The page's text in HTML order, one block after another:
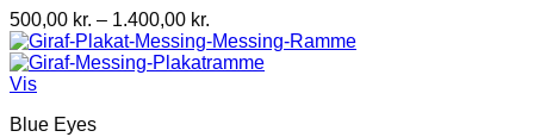
500,00 kr. – 1.400,00 kr.
500,00 kr.
til
Vis
Blue Eyes